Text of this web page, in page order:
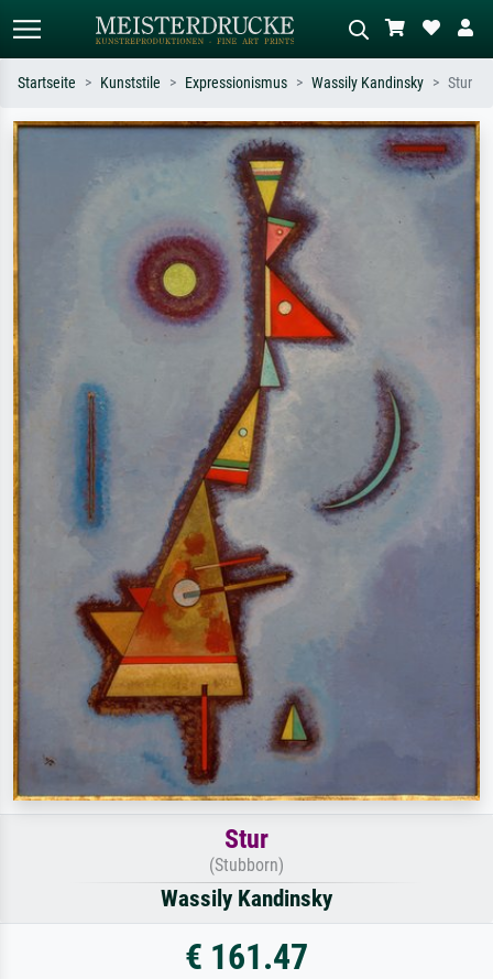
Standardsuche KI-Bildersuche
Suchen Sie nach Künstlern, Werktiteln
Sternennacht, Impressionismus, Welle
Beschreiben Sie die Szene – z.B. Grüne
Wiese, Abstrakt mit viel Rot, Dunkles
Ölgemälde, Stehender Akt neben einem
Startseite Kunststile Expressionismus Wassily Kandinsky Stur
Stur
(Stubborn)
Wassily Kandinsky
€ 161.47